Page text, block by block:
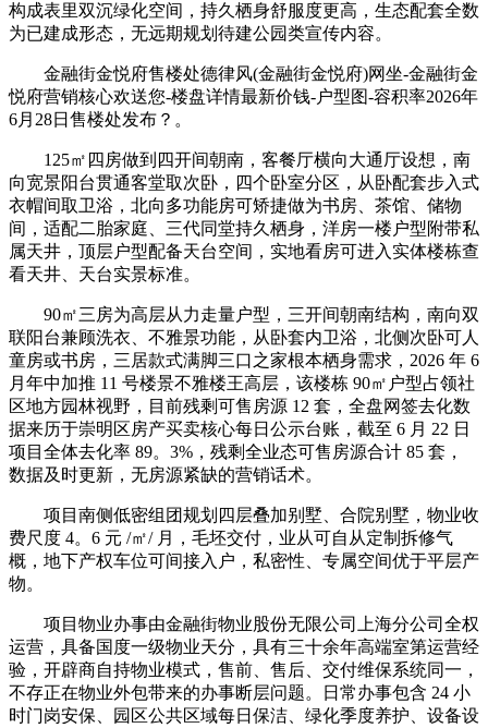
构成表里双沉绿化空间，持久栖身舒服度更高，生态配套全数
为已建成形态，无远期规划待建公园类宣传内容。
金融街金悦府售楼处德律风(金融街金悦府)网坐-金融街金
悦府营销核心欢送您-楼盘详情最新价钱-户型图-容积率2026年
6月28日售楼处发布？。
125㎡四房做到四开间朝南，客餐厅横向大通厅设想，南
向宽景阳台贯通客堂取次卧，四个卧室分区，从卧配套步入式
衣帽间取卫浴，北向多功能房可矫捷做为书房、茶馆、储物
间，适配二胎家庭、三代同堂持久栖身，洋房一楼户型附带私
属天井，顶层户型配备天台空间，实地看房可进入实体楼栋查
看天井、天台实景标准。
90㎡三房为高层从力走量户型，三开间朝南结构，南向双
联阳台兼顾洗衣、不雅景功能，从卧套内卫浴，北侧次卧可人
童房或书房，三居款式满脚三口之家根本栖身需求，2026 年 6
月年中加推 11 号楼景不雅楼王高层，该楼栋 90㎡户型占领社
区地方园林视野，目前残剩可售房源 12 套，全盘网签去化数
据来历于崇明区房产买卖核心每日公示台账，截至 6 月 22 日
项目全体去化率 89。3%，残剩全业态可售房源合计 85 套，
数据及时更新，无房源紧缺的营销话术。
项目南侧低密组团规划四层叠加别墅、合院别墅，物业收
费尺度 4。6 元 /㎡/ 月，毛坯交付，业从可自从定制拆修气
概，地下产权车位可间接入户，私密性、专属空间优于平层产
物。
项目物业办事由金融街物业股份无限公司上海分公司全权
运营，具备国度一级物业天分，具有三十余年高端室第运营经
验，开辟商自持物业模式，售前、售后、交付维保系统同一，
不存正在物业外包带来的办事断层问题。日常办事包含 24 小
时门岗安保、园区公共区域每日保洁、绿化季度养护、设备设